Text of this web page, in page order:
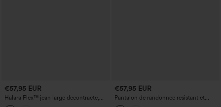
€57,95 EUR
Halara Flex™ jean large décontracté,
taille haute avec empiècement croisé et
€57,95 EUR
Pantalon de randonnée résistant et
déperlant, taille mi-haute, jambes